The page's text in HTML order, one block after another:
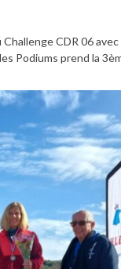
CDR 06
Podiums prend la